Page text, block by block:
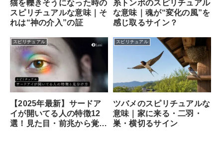
猫を轢きそうになった時の
スピリチュアルな意味｜そ
れは“神の介入”の証
糸トンボのスピリチュアル
な意味｜魂が“変化の風”を
感じ取るサイン？
スピリチュアル
【2025年最新】サードア
イが開いてる人の特徴12
選！見た目・前兆から覚醒
スピリチュアル
ツバメのスピリチュアルな
意味｜家に来る・二羽・
巣・横切るサイン